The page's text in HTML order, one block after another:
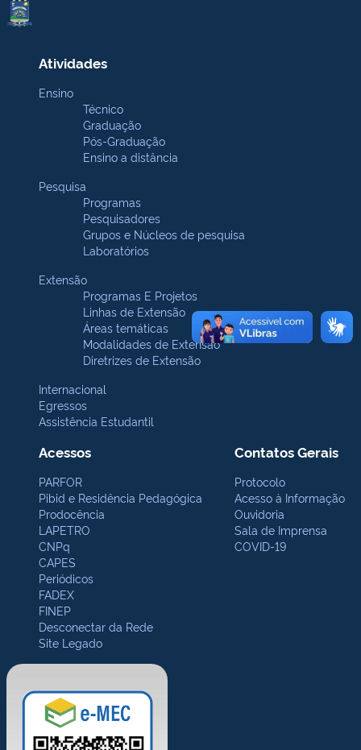
Atividades
Ensino
Técnico
Graduação
Pós-Graduação
Ensino a distância
Pesquisa
Programas
Pesquisadores
Grupos e Núcleos de pesquisa
Laboratórios
Extensão
Programas E Projetos
Linhas de Extensão
Áreas temáticas
Modalidades de Extensão
Diretrizes de Extensão
Internacional
Egressos
Assistência Estudantil
Acessos
PARFOR
Pibid e Residência Pedagógica
Prodocência
LAPETRO
CNPq
CAPES
Periódicos
FADEX
FINEP
Desconectar da Rede
Site Legado
Contatos Gerais
Protocolo
Acesso à Informação
Ouvidoria
Sala de Imprensa
COVID-19